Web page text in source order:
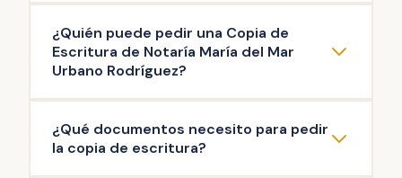
Mar Urbano Rodríguez es una reproducción
literal del contenido de una escritura original
público firmado en esta Notaría: escritura de
compraventa, de hipoteca, testamento,
¿Quién puede pedir una Copia de
Escritura de Notaría María del Mar
Urbano Rodríguez?
Notaría María del Mar Urbano Rodríguez las
personas que intervinieron en la misma, así
¿Qué documentos necesito para pedir
la copia de escritura?